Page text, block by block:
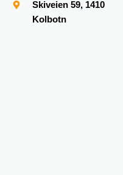
Skiveien 59, 1410
Kolbotn